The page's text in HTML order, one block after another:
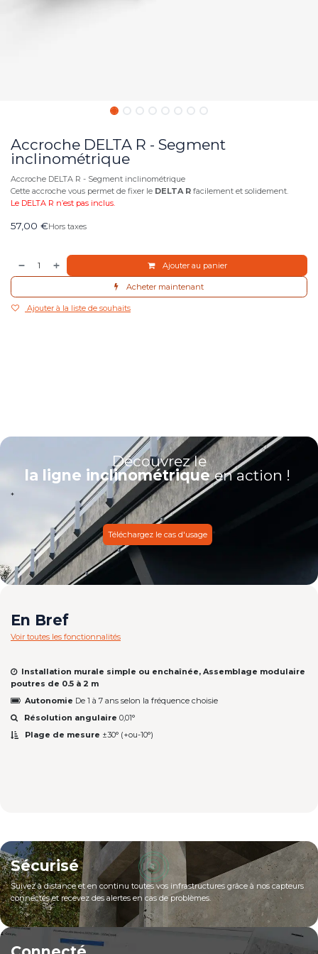
Accroche DELTA R - Segment
inclinométrique
Accroche DELTA R - Segment inclinométrique
Cette accroche vous permet de fixer le DELTA R facilement et solidement.
Le DELTA R n’est pas inclus.
57,00 €Hors taxes
Ajouter au panier
Acheter maintenant
Ajouter à la liste de souhaits
Découvrez le
la ligne inclinométriqueen action !
*
Téléchargez le cas d'usage *
En Bref
Voir toutes les fonctionnalités
​Installation murale simple ou enchaînée, Assemblage modulaire
poutres de 0.5 à 2 m
Autonomie De 1 à 7 ans selon la fréquence choisie
Résolution angulaire 0,01°
Plage de mesure ±30° (+ou-10°)
Sécurisé
Suivez à distance et​ en continu toutes vos infrastructures grâce à nos capteurs
connectés et recevez des alertes en cas de problèmes.